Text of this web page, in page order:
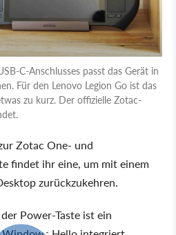
C-Anschlusses passt das Gerät in
Für den Lenovo Legion Go ist das
zu kurz. Der offizielle Zotac-
Zotac One- und
findet ihr eine, um mit einem
zurückzukehren.
Power-Taste ist ein